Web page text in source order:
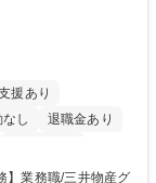
援あり
し
退職金あり